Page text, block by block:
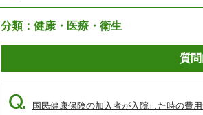
分類：健康・医療・衛生
質
Q. 国民健康保険の加入者が入院した時の費